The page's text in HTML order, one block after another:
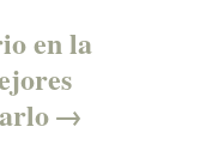
en la